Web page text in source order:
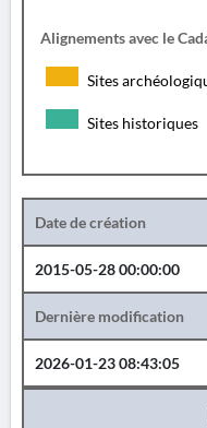
Alignements avec le
Sites
Sites historiques
Date de création
2015-05-28 00:00:00
Dernière modification
2026-01-23 08:43:05